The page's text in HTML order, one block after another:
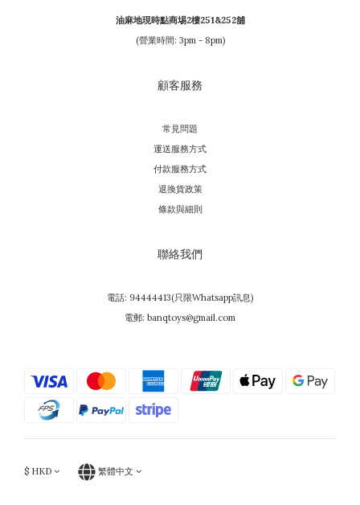
油麻地現時點商埸2樓251&252舖
(營業時間: 3pm - 8pm)
顧客服務
常見問題
運送服務方式
付款服務方式
退換貨政策
條款與細則
聯絡我們
電話: 94444413(只限Whatsapp訊息)
電郵: banqtoys@gmail.com
$ HKD 繁體中文